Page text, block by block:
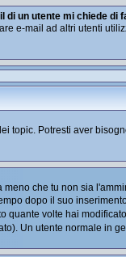
un utente mi chiede di
e-mail ad altri utenti
topic. Potresti aver
che tu non sia
dopo il suo
quante volte hai
Un utente normale in